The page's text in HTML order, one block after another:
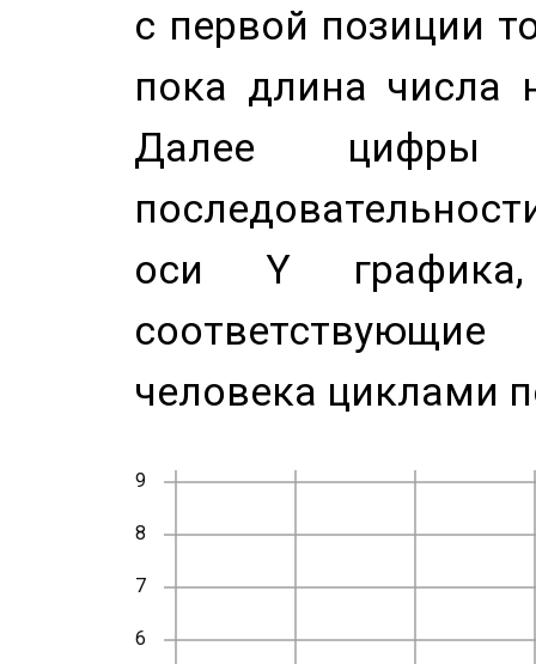
с первой позиции
пока длина числа
Далее цифры
оси Y
человека циклами